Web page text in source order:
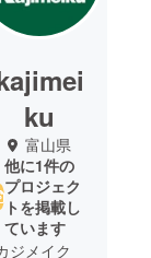
ku
富山県
他に1件の
プロジェク
トを掲載し
ています
ジメイク